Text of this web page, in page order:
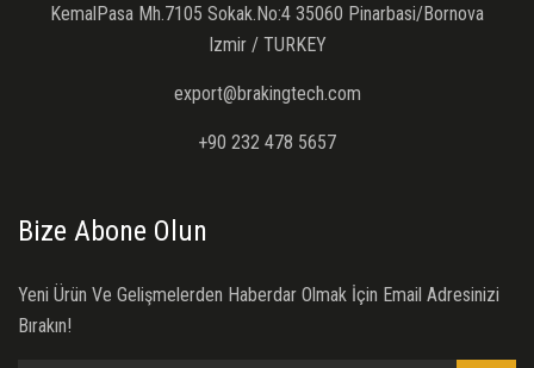
KemalPasa Mh.7105 Sokak.No:4 35060 Pinarbasi/Bornova
Izmir / TURKEY
export@brakingtech.com
+90 232 478 5657
Bize Abone Olun
Yeni Ürün Ve Gelişmelerden Haberdar Olmak İçin Email Adresinizi
Bırakın!